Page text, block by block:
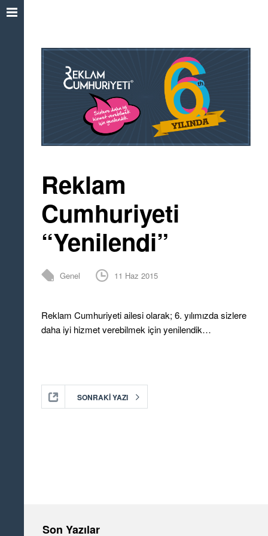
Reklam
Cumhuriyeti
“Yenilendi”
Genel 11 Haz 2015
Reklam Cumhuriyeti ailesi olarak; 6. yılımızda sizlere
daha iyi hizmet verebilmek için yenilendik…
SONRAKI YAZI
Son Yazılar